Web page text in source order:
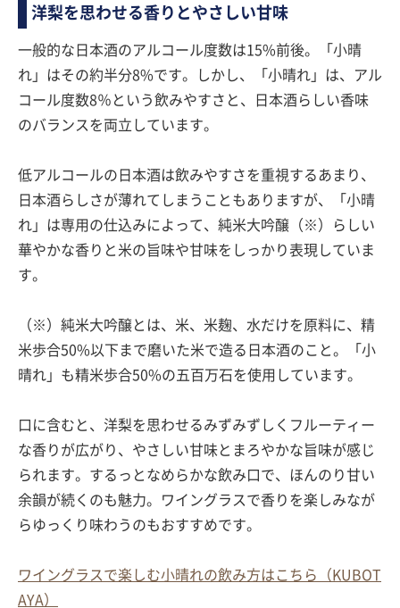
洋梨を思わせる香りとやさしい甘味
一般的な日本酒のアルコール度数は15%前後。「小晴
れ」はその約半分8%です。しかし、「小晴れ」は、アル
コール度数8％という飲みやすさと、日本酒らしい香味
のバランスを両立しています。
低アルコールの日本酒は飲みやすさを重視するあまり、
日本酒らしさが薄れてしまうこともありますが、「小晴
れ」は専用の仕込みによって、純米大吟醸（※）らしい
華やかな香りと米の旨味や甘味をしっかり表現していま
す。
（※）純米大吟醸とは、米、米麹、水だけを原料に、精
米歩合50%以下まで磨いた米で造る日本酒のこと。「小
晴れ」も精米歩合50%の五百万石を使用しています。
口に含むと、洋梨を思わせるみずみずしくフルーティー
な香りが広がり、やさしい甘味とまろやかな旨味が感じ
られます。するっとなめらかな飲み口で、ほんのり甘い
余韻が続くのも魅力。ワイングラスで香りを楽しみなが
らゆっくり味わうのもおすすめです。
ワイングラスで楽しむ小晴れの飲み方はこちら（KUBOT
AYA）